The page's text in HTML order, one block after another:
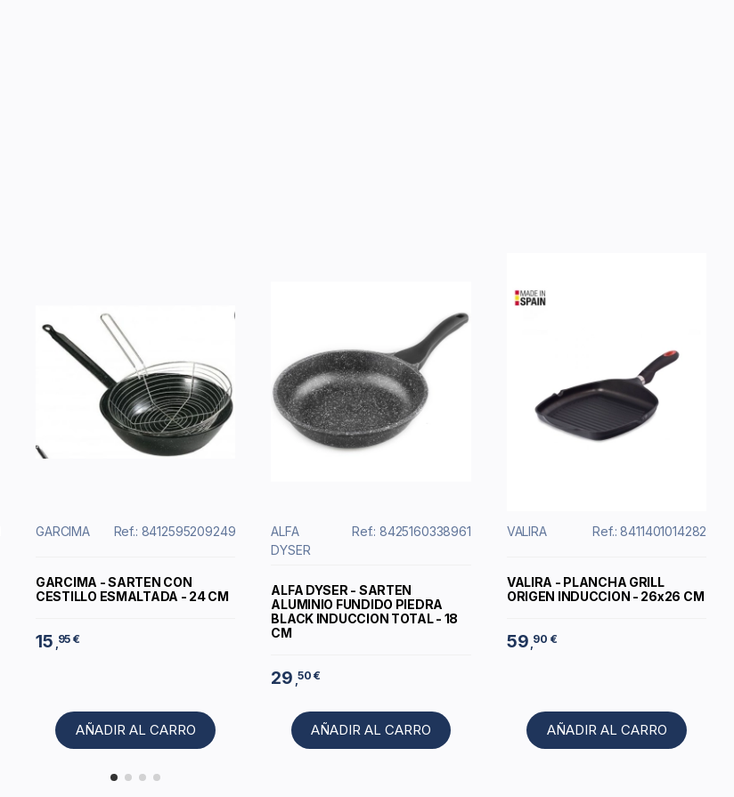
GARCIMA Ref.: 8412595209249
GARCIMA - SARTEN CON
CESTILLO ESMALTADA - 24 CM
15 95 €
AÑADIR AL CARRO
ALFA
DYSER
Ref.: 8425160338961
ALFA DYSER - SARTEN
ALUMINIO FUNDIDO PIEDRA
BLACK INDUCCION TOTAL - 18
CM
29 ,50 €
AÑADIR AL CARRO
VALIRA Ref.: 8411401014282
VALIRA - PLANCHA GRILL
ORIGEN INDUCCION - 26x26 CM
59 ,90 €
AÑADIR AL CARRO